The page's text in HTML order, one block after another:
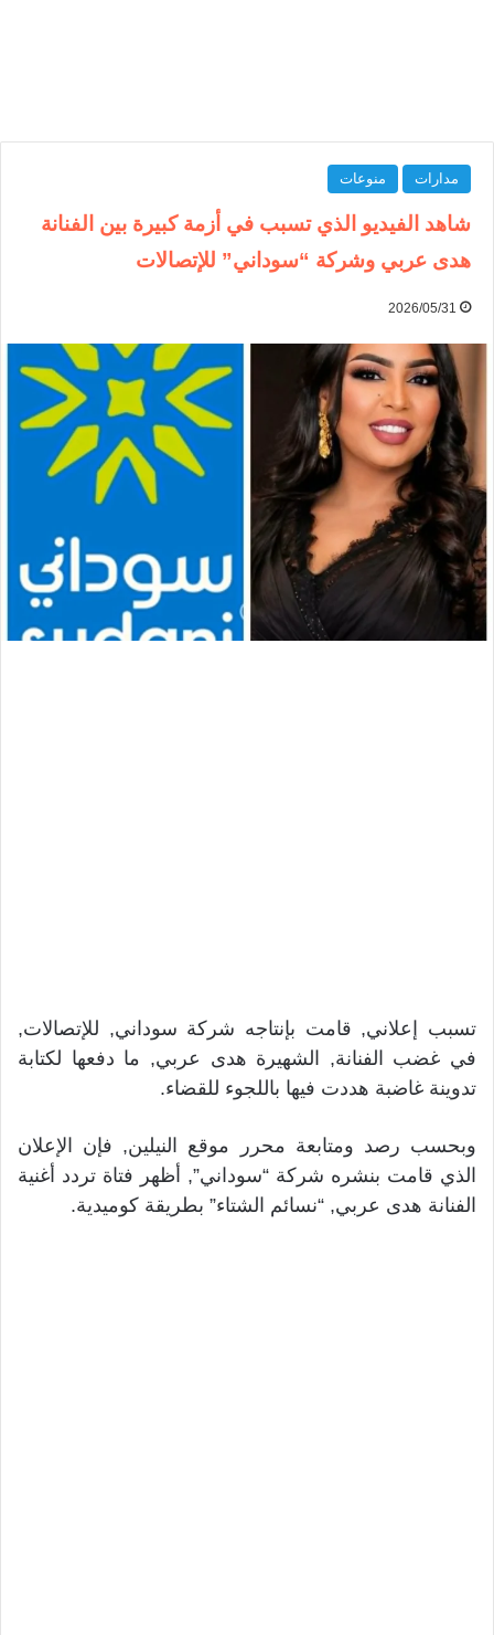
مدارات منوعات
شاهد الفيديو الذي تسبب في أزمة كبيرة بين الفنانة
هدى عربي وشركة “سوداني” للإتصالات
2026/05/31
تسبب إعلاني, قامت بإنتاجه شركة سوداني, للإتصالات,
في غضب الفنانة, الشهيرة هدى عربي, ما دفعها لكتابة
تدوينة غاضبة هددت فيها باللجوء للقضاء.
وبحسب رصد ومتابعة محرر موقع النيلين, فإن الإعلان
الذي قامت بنشره شركة “سوداني”, أظهر فتاة تردد أغنية
الفنانة هدى عربي, “نسائم الشتاء” بطريقة كوميدية.